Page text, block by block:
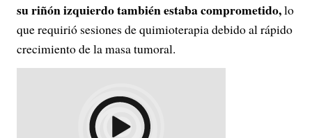
su riñón izquierdo también estaba comprometido,lo
que requirió sesiones de quimioterapia debido al rápido
crecimiento de la masa tumoral.